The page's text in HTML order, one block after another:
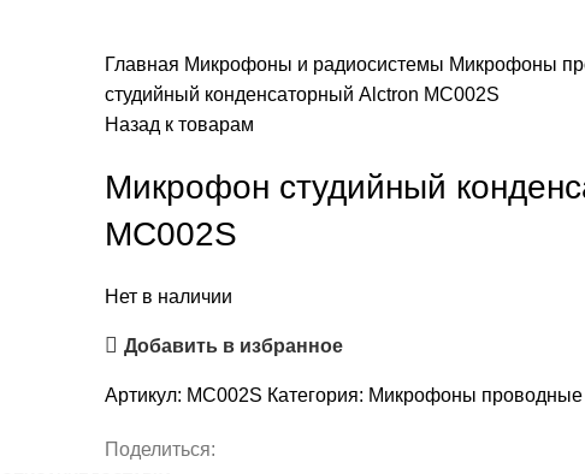
Главная Микрофоны и радиосистемы Микрофоны
студийный конденсаторный Alctron MC002S
Назад к товарам
Микрофон студийный
MC002S
Нет в наличии
Добавить в избранное
Артикул: MC002S Категория: Микрофоны проводные
Поделиться: